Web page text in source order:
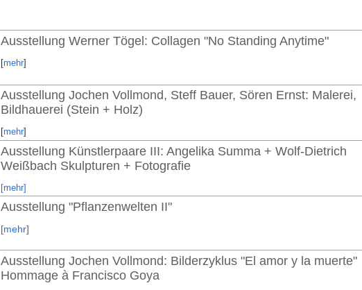
Ausstellung Werner Tögel: Collagen "No Standing Anytime"
[mehr]
Ausstellung Jochen Vollmond, Steff Bauer, Sören Ernst: Malerei,
Bildhauerei (Stein + Holz)
[mehr]
Ausstellung Künstlerpaare III: Angelika Summa + Wolf-Dietrich
Weißbach Skulpturen + Fotografie
[mehr]
Ausstellung "Pflanzenwelten II"
[mehr]
Ausstellung Jochen Vollmond: Bilderzyklus "El amor y la muerte"
Hommage à Francisco Goya